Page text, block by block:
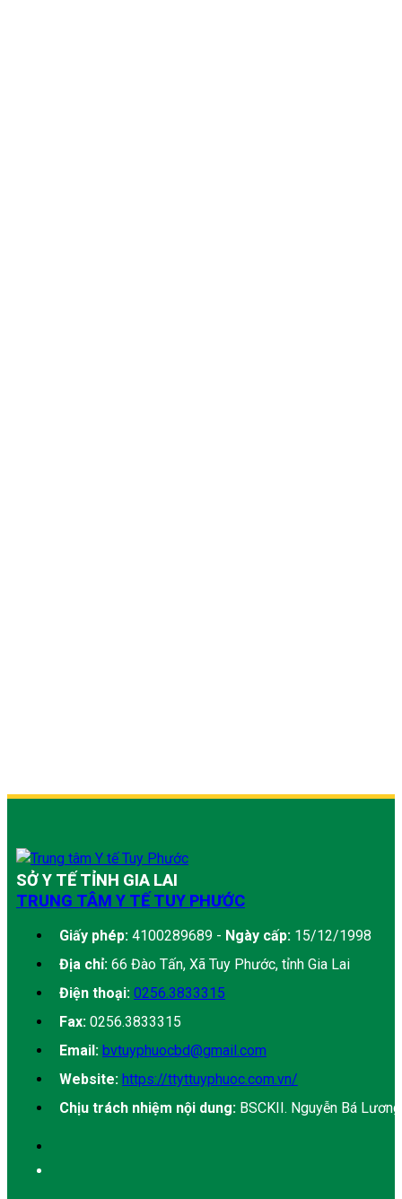
SỞ Y TẾ TỈNH GIA LAI
TRUNG TÂM Y TẾ TUY PHƯỚC
Giấy phép: 4100289689 - Ngày cấp: 15/12/1998
Địa chỉ: 66 Đào Tấn, Xã Tuy Phước, tỉnh Gia Lai
Điện thoại: 0256.3833315
Fax: 0256.3833315
Email: bvtuyphuocbd@gmail.com
Website: https://ttyttuyphuoc.com.vn/
Chịu trách nhiệm nội dung: BSCKII. Nguyễn Bá